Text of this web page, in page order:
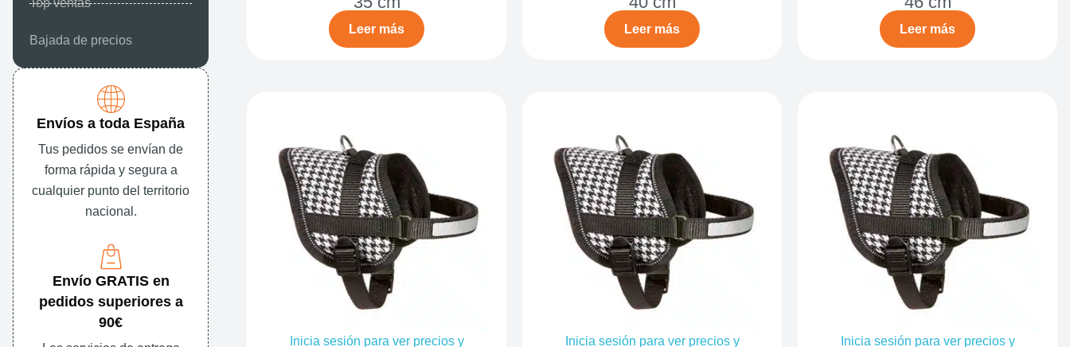
Top ventas
Bajada de precios
Envíos a toda España
Tus pedidos se envían de
forma rápida y segura a
cualquier punto del territorio
nacional.
Envío GRATIS en
pedidos superiores a
90€
Leer más Leer más Leer más
Inicia sesión para ver precios y
Inicia sesión para ver precios y
Inicia sesión para ver precios y